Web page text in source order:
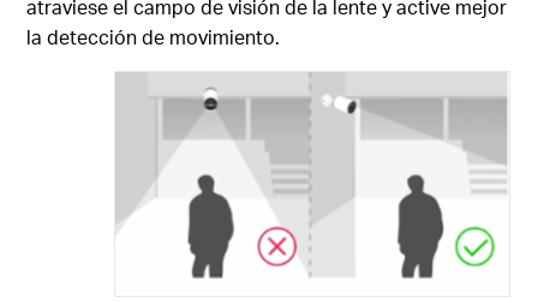
atraviese el campo de visión de la lente y active mejor
la detección de movimiento.